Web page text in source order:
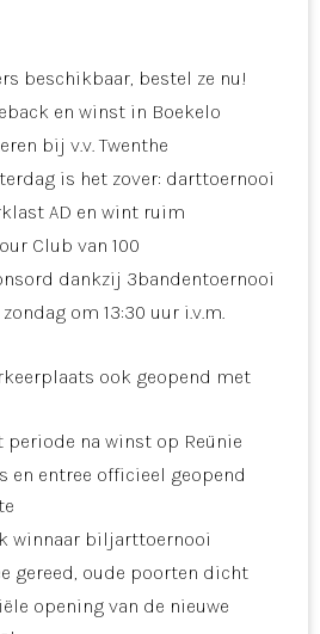
beschikbaar, bestel ze nu!
en winst in Boekelo
bij v.v. Twenthe
is het zover: darttoernooi
AD en wint ruim
Club van 100
dankzij 3bandentoernooi
om 13:30 uur i.v.m.
ook geopend met
periode na winst op Reünie
en entree officieel geopend
winnaar biljarttoernooi
gereed, oude poorten dicht
opening van de nieuwe